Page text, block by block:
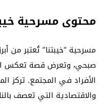
محتوى مسرحية
مسرحية “خيبتنا” تُعتبر من
صبحي، وتعرض قصة تعكس
الأفراد في المجتمع. تركز
والاقتصادية التي تعصف